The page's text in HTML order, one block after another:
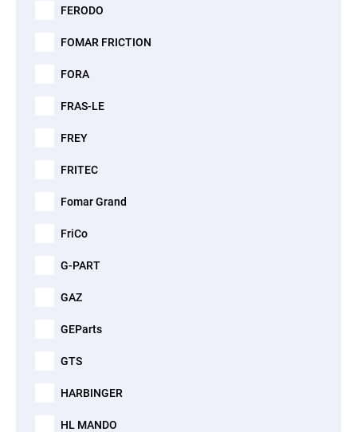
FERODO
FOMAR FRICTION
FORA
FRAS-LE
FREY
FRITEC
Fomar Grand
FriCo
G-PART
GAZ
GEParts
GTS
HARBINGER
HL MANDO